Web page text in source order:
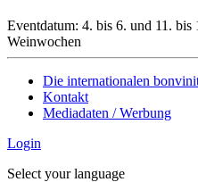
Eventdatum: 4. bis 6. und 11. bis
Weinwochen
Die internationalen
Kontakt
Mediadaten / Werbung
Login
Select your language